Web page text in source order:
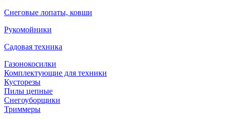
Снеговые лопаты, ковши
Рукомойники
Садовая техника
Газонокосилки
Комплектующие для техники
Кусторезы
Пилы цепные
Снегоуборщики
Триммеры